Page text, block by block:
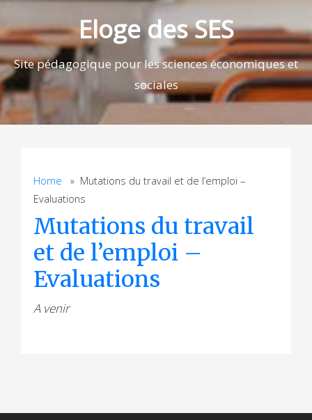
Eloge des SES
Site pédagogique pour les sciences économiques et
sociales
Home » Mutations du travail et de l’emploi –
Evaluations
Mutations du travail
et de l’emploi –
Evaluations
A venir